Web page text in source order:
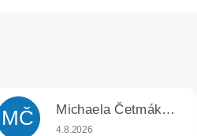
MČ Michaela Četmáková
Hodnocení obchodu je 5 z 5
4.8.2026